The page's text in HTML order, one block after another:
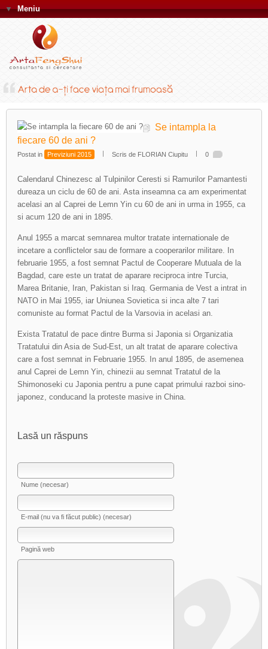
▼Meniu
Se intampla la
fiecare 60 de ani ?
Postat in Previziuni 2015 Scris de FLORIAN Ciupitu 0
Calendarul Chinezesc al Tulpinilor Ceresti si Ramurilor Pamantesti
dureaza un ciclu de 60 de ani. Asta inseamna ca am experimentat
acelasi an al Caprei de Lemn Yin cu 60 de ani in urma in 1955, ca
si acum 120 de ani in 1895.
Anul 1955 a marcat semnarea multor tratate internationale de
incetare a conflictelor sau de formare a cooperarilor militare. In
februarie 1955, a fost semnat Pactul de Cooperare Mutuala de la
Bagdad, care este un tratat de aparare reciproca intre Turcia,
Marea Britanie, Iran, Pakistan si Iraq. Germania de Vest a intrat in
NATO in Mai 1955, iar Uniunea Sovietica si inca alte 7 tari
comuniste au format Pactul de la Varsovia in acelasi an.
Exista Tratatul de pace dintre Burma si Japonia si Organizatia
Tratatului din Asia de Sud-Est, un alt tratat de aparare colectiva
care a fost semnat in Februarie 1955. In anul 1895, de asemenea
anul Caprei de Lemn Yin, chinezii au semnat Tratatul de la
Shimonoseki cu Japonia pentru a pune capat primului razboi sino-
japonez, conducand la proteste masive in China.
Lasă un răspuns
Nume (necesar)
E-mail (nu va fi făcut public) (necesar)
Pagină web